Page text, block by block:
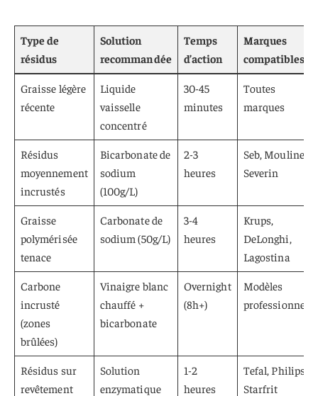
Type de
résidus
Solution
recommandée
Temps
d’action
Marques
compatibles
Graisse légère
récente
Liquide
vaisselle
concentré
30-45
minutes
Toutes
marques
Résidus
moyennement
incrustés
Bicarbonate de
sodium
(100g/L)
2-3
heures
Seb, Moulinex,
Severin
Graisse
polymérisée
tenace
Carbonate de
sodium (50g/L)
3-4
heures
Krups,
DeLonghi,
Lagostina
Carbone
incrusté
(zones
brûlées)
Vinaigre blanc
chauffé +
bicarbonate
Overnight
(8h+)
Modèles
professionnels
Résidus sur
revêtement
Solution
enzymatique
1-2
heures
Tefal, Philips,
Starfrit